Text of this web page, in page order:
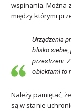
wspinania. Można
między którymi
Urządzenia
blisko siebie,
przestrzeni.
obiektami to
Należy pamiętać,
są w stanie